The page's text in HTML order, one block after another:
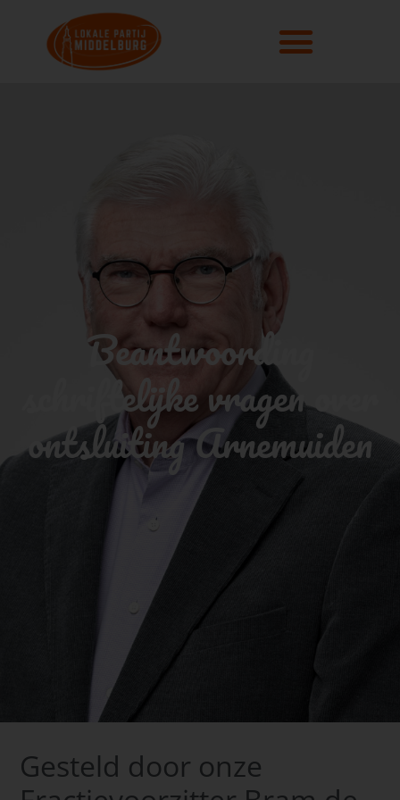
Beantwoording
schriftelijke vragen over
ontsluiting Arnemuiden
Gesteld door onze